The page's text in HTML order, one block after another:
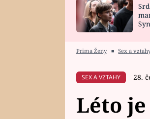
HOROSKOP NA
Prima Ženy ■ Sex a
SEX A VZTAHY 28.
Léto